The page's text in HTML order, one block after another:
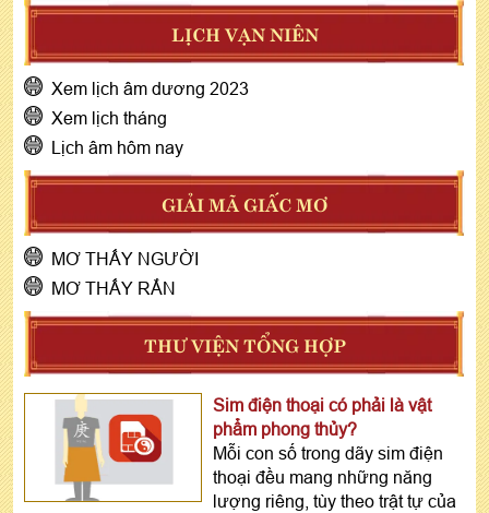
LỊCH VẠN NIÊN
Xem lịch âm dương 2023
Xem lịch tháng
Lịch âm hôm nay
GIẢI MÃ GIẤC MƠ
MƠ THẤY NGƯỜI
MƠ THẤY RẮN
THƯ VIỆN TỔNG HỢP
Sim điện thoại có phải là vật
phẩm phong thủy?
Mỗi con số trong dãy sim điện
thoại đều mang những năng
lượng riêng, tùy theo trật tự của